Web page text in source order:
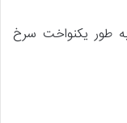
طور یکنواخت سرخ